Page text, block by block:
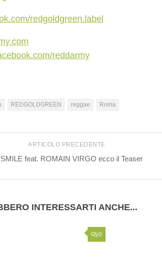
redgoldgreen.label
reddarmy
REDGOLDGREEN reggae Roma
ARTICOLO PRECEDENTE
SMILE feat. ROMAIN VIRGO ecco il Teaser
INTERESSARTI ANCHE...
0